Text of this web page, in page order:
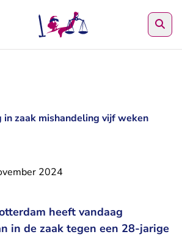
in zaak mishandeling vijf weken
2024
heeft vandaag
in de zaak tegen een 28-jarige